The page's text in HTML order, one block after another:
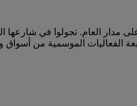
مدار العام. تجولوا في شارعها
الفعاليات الموسمية من